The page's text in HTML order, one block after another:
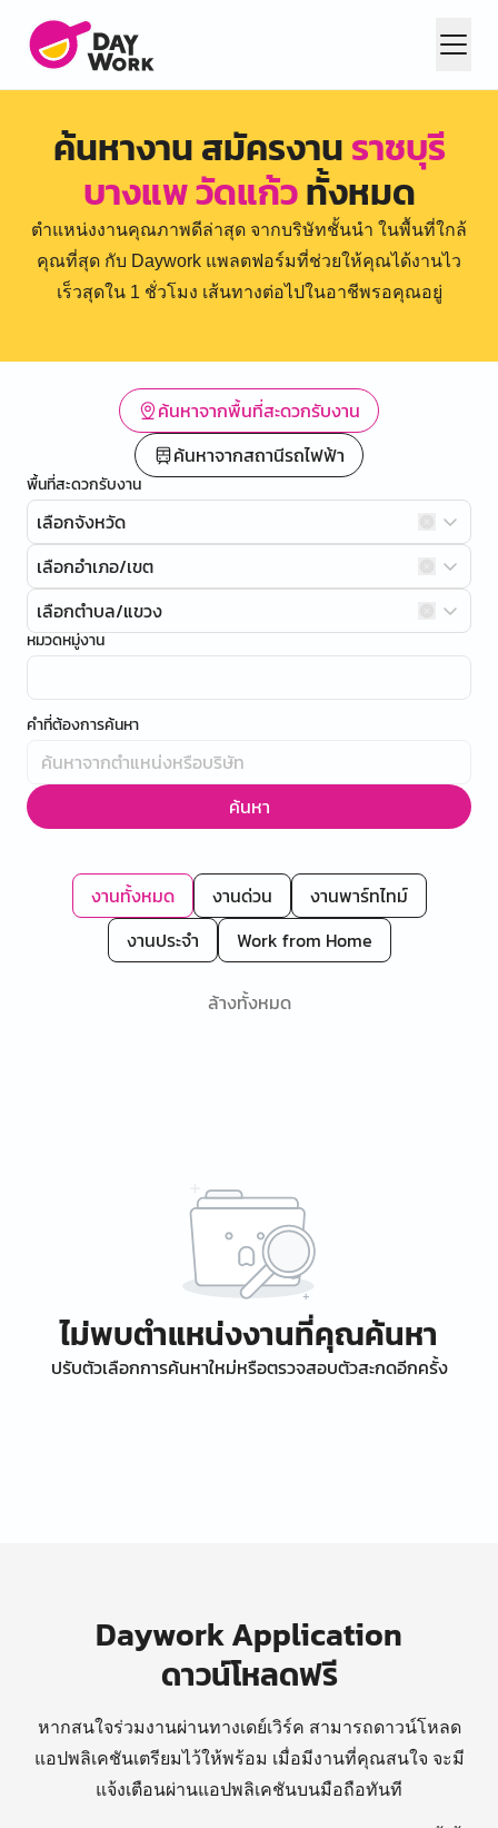
ค้นหางาน สมัครงานราชบุรี
บางแพ วัดแก้วทั้งหมด
ตำแหน่งงานคุณภาพดีล่าสุด จากบริษัทชั้นนำ ในพื้นที่ใกล้
คุณที่สุด กับ Daywork แพลตฟอร์มที่ช่วยให้คุณได้งานไว
เร็วสุดใน 1 ชั่วโมง เส้นทางต่อไปในอาชีพรอคุณอยู่
ค้นหาจากพื้นที่สะดวกรับงาน
ค้นหาจากสถานีรถไฟฟ้า
พื้นที่สะดวกรับงาน
เลือกจังหวัด
เลือกอำเภอ/เขต
เลือกตำบล/แขวง
หมวดหมู่งาน
คำที่ต้องการค้นหา
ค้นหา
งานทั้งหมด งานด่วน
งานพาร์ทไทม์
งานประจำ
Work from Home
ล้างทั้งหมด
ไม่พบตำแหน่งงานที่คุณค้นหา
ปรับตัวเลือกการค้นหาใหม่หรือตรวจสอบตัวสะกดอีกครั้ง
Daywork Application
ดาวน์โหลดฟรี
หากสนใจร่วมงานผ่านทางเดย์เวิร์ค สามารถดาวน์โหลด
แอปพลิเคชันเตรียมไว้ให้พร้อม เมื่อมีงานที่คุณสนใจ จะมี
แจ้งเตือนผ่านแอปพลิเคชันบนมือถือทันที